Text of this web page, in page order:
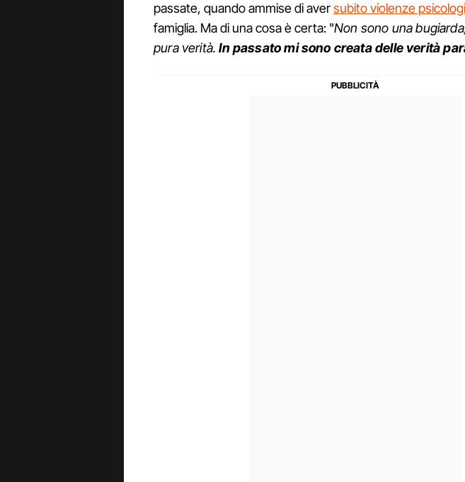
passate, quando ammise di aversubito violenze
famiglia. Ma di una cosa è certa: "Non sono una
pura verità.In passato mi sono creata delle verità